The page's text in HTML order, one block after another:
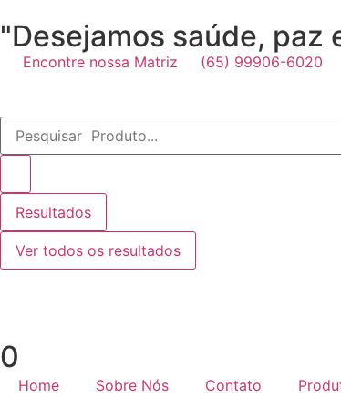
"Desejamos saúde, paz
Encontre nossa Matriz (65) 99906-6020
Resultados
Ver todos os resultados
0
Home Sobre Nós Contato